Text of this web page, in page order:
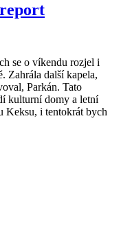
se o víkendu rozjel i
Zahrála další kapela,
Parkán. Tato
kulturní domy a letní
Keksu, i tentokrát bych